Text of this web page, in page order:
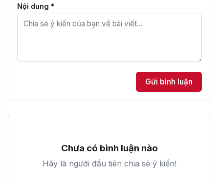
Nội dung *
Gửi bình luận
Chưa có bình luận nào
Hãy là người đầu tiên chia sẻ ý kiến!